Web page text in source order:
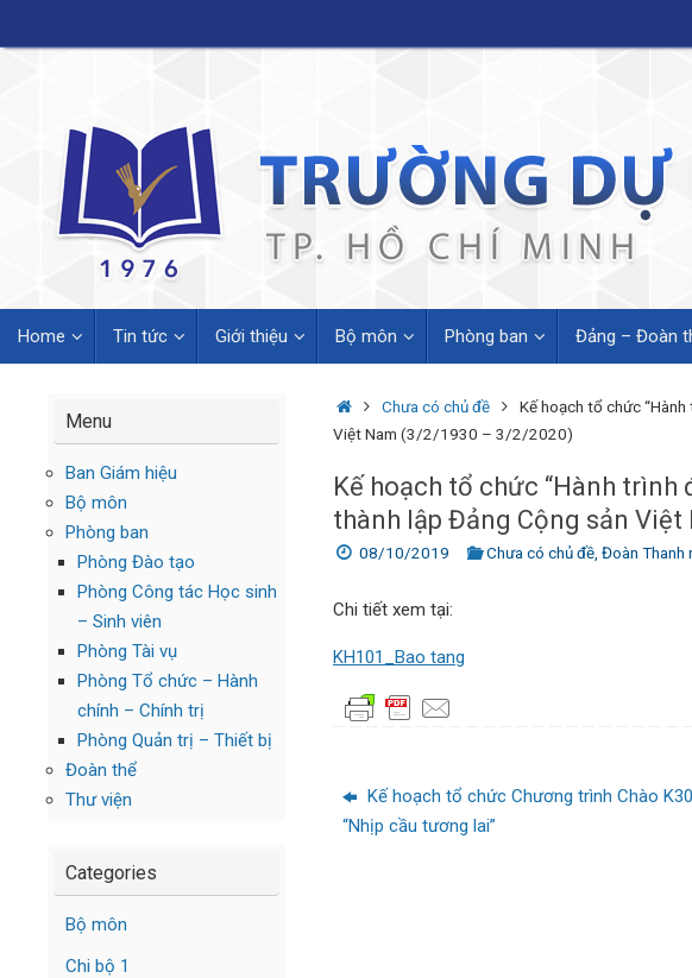
to
content
Home Tin tức Giới thiệu Bộ môn Phòng ban Đảng – Đoàn
HomeChưa có chủ đề
Kế hoạch tổ chức
Việt Nam (3/2/1930 – 3/2/2020)
Kế hoạch tổ chức “Hành trình
thành lập Đảng Cộng sản
08/10/2019 Chưa có chủ đề ,Đoàn Thanh
Chi tiết xem tại:
KH101_Bao tang
Kế hoạch tổ chức Chương trình Chào
“Nhịp cầu tương lai”
Menu
Ban Giám hiệu
Bộ môn
Phòng ban
Phòng Đào tạo
Phòng Công tác Học sinh
– Sinh viên
Phòng Tài vụ
Phòng Tổ chức – Hành
chính – Chính trị
Phòng Quản trị – Thiết bị
Đoàn thể
Thư viện
Categories
Bộ môn
Chi bộ 1